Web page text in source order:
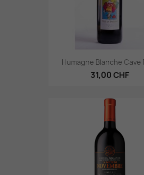
Humagne Blanche Cave
31,00 CHF